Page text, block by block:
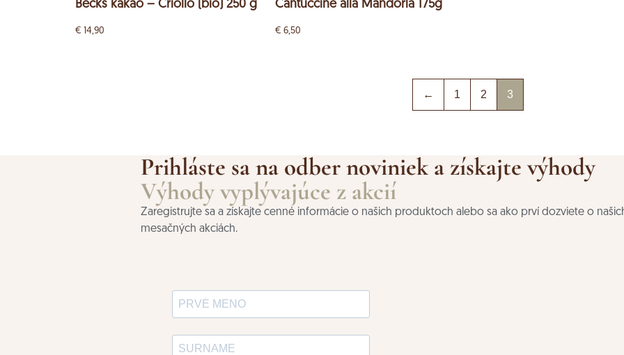
Becks kakao – Criollo (bio) 250 g
€ 14,90
Cantuccine alla Mandorla 175g
€ 6,50
← 1 2 3
Prihláste sa na odber noviniek a získajte výhody
Výhody vyplývajúce z akcií
Zaregistrujte sa a získajte cenné informácie o našich produktoch alebo sa ako prví dozviete o
mesačných akciách.